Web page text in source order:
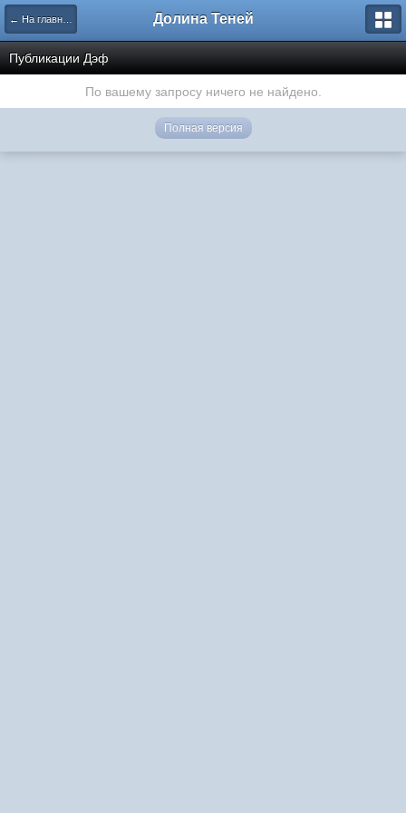
← На главную Долина Теней
Публикации Дэф
По вашему запросу ничего не найдено.
Полная версия